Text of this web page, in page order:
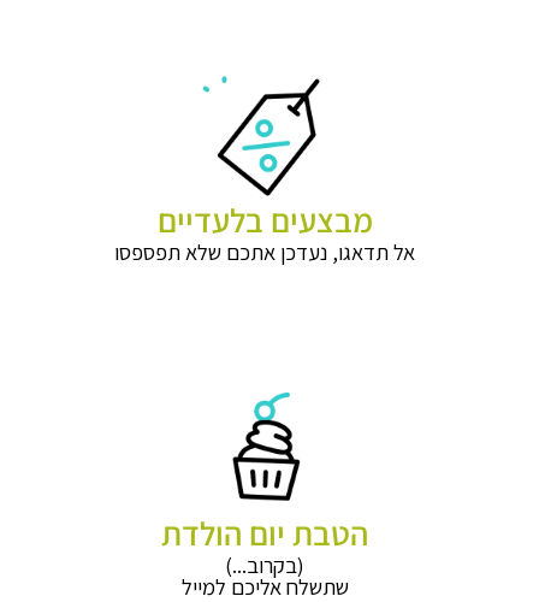
מבצעים בלעדיים
אל תדאגו, נעדכן אתכם שלא תפספסו
הטבת יום הולדת
(בקרוב...)
שתשלח אליכם למייל